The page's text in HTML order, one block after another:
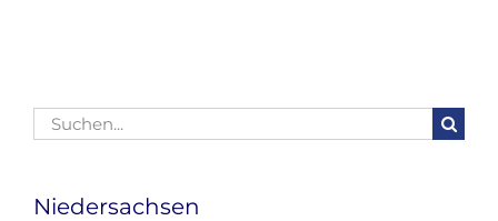
Suche
nach:
Niedersachsen